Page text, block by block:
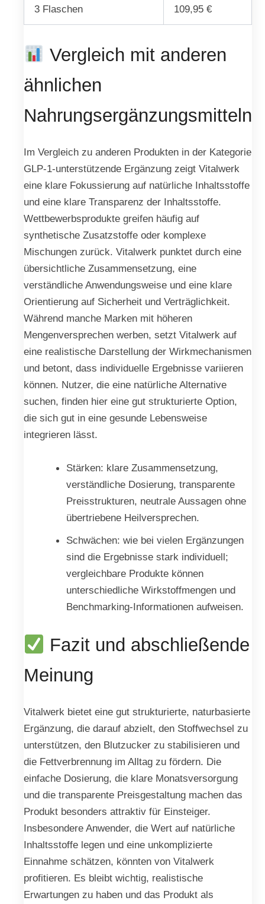
3 Flaschen 109,95 €
Vergleich mit anderen
ähnlichen
Nahrungsergänzungsmitteln
Im Vergleich zu anderen Produkten in der Kategorie
GLP-1-unterstützende Ergänzung zeigt Vitalwerk
eine klare Fokussierung auf natürliche Inhaltsstoffe
und eine klare Transparenz der Inhaltsstoffe.
Wettbewerbsprodukte greifen häufig auf
synthetische Zusatzstoffe oder komplexe
Mischungen zurück. Vitalwerk punktet durch eine
übersichtliche Zusammensetzung, eine
verständliche Anwendungsweise und eine klare
Orientierung auf Sicherheit und Verträglichkeit.
Während manche Marken mit höheren
Mengenversprechen werben, setzt Vitalwerk auf
eine realistische Darstellung der Wirkmechanismen
und betont, dass individuelle Ergebnisse variieren
können. Nutzer, die eine natürliche Alternative
suchen, finden hier eine gut strukturierte Option,
die sich gut in eine gesunde Lebensweise
integrieren lässt.
Stärken: klare Zusammensetzung,
verständliche Dosierung, transparente
Preisstrukturen, neutrale Aussagen ohne
übertriebene Heilversprechen.
Schwächen: wie bei vielen Ergänzungen
sind die Ergebnisse stark individuell;
vergleichbare Produkte können
unterschiedliche Wirkstoffmengen und
Benchmarking-Informationen aufweisen.
Fazit und abschließende
Meinung
Vitalwerk bietet eine gut strukturierte, naturbasierte
Ergänzung, die darauf abzielt, den Stoffwechsel zu
unterstützen, den Blutzucker zu stabilisieren und
die Fettverbrennung im Alltag zu fördern. Die
einfache Dosierung, die klare Monatsversorgung
und die transparente Preisgestaltung machen das
Produkt besonders attraktiv für Einsteiger.
Insbesondere Anwender, die Wert auf natürliche
Inhaltsstoffe legen und eine unkomplizierte
Einnahme schätzen, könnten von Vitalwerk
profitieren. Es bleibt wichtig, realistische
Erwartungen zu haben und das Produkt als